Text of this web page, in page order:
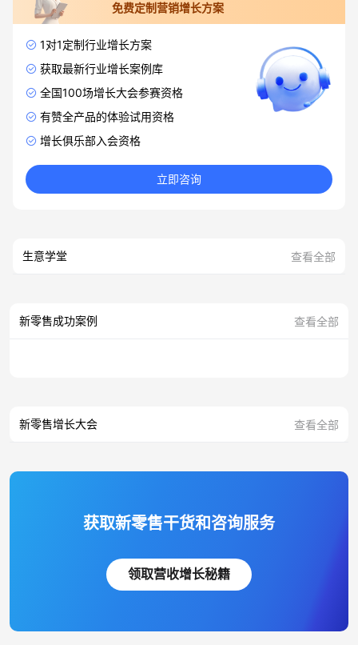
免费定制营销增长方案
1对1定制行业增长方案
获取最新行业增长案例库
全国100场增长大会参赛资格
有赞全产品的体验试用资格
增长俱乐部入会资格
立即咨询
生意学堂 查看全部
新零售成功案例 查看全部
新零售增长大会 查看全部
获取新零售干货和咨询服务
领取营收增长秘籍